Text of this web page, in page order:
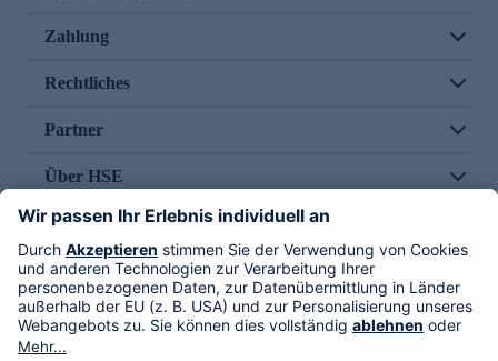
Zahlung
Rechtliches
Partner
Über HSE
Im TV
HSE International